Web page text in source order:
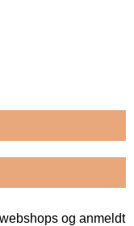
og anmeldt